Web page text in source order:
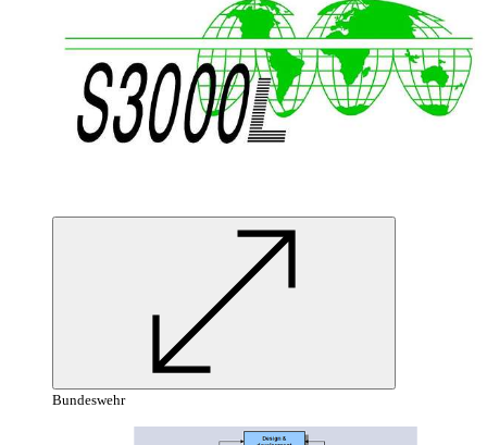
Bundeswehr